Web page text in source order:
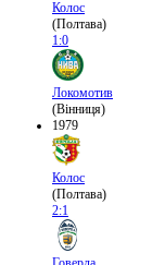
Колос
(Полтава)
1:0
Локомотив
(Вінниця)
1979
Колос
(Полтава)
2:1